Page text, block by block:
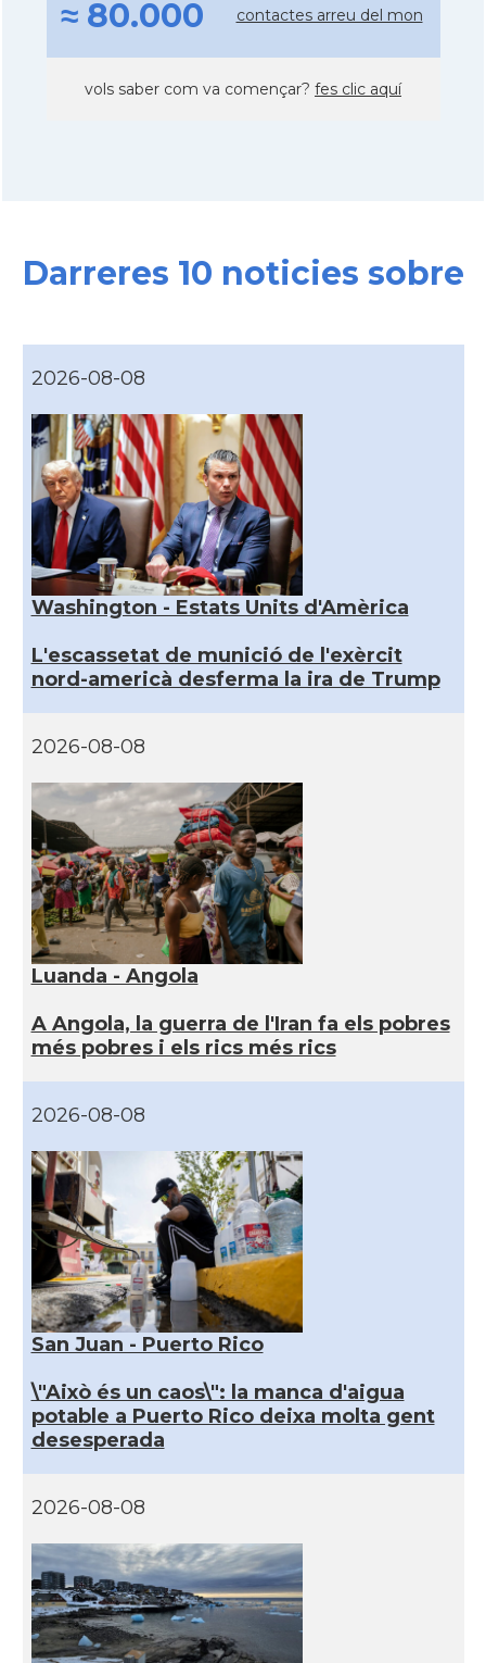
≈ 80.000 contactes arreu del mon
vols saber com va començar? fes clic aquí
Darreres 10 noticies sobre
2026-08-08
Washington - Estats Units d'Amèrica
L'escassetat de munició de l'exèrcit
nord-americà desferma la ira de Trump
2026-08-08
Luanda - Angola
A Angola, la guerra de l'Iran fa els pobres
més pobres i els rics més rics
2026-08-08
San Juan - Puerto Rico
\"Això és un caos\": la manca d'aigua
potable a Puerto Rico deixa molta gent
desesperada
2026-08-08